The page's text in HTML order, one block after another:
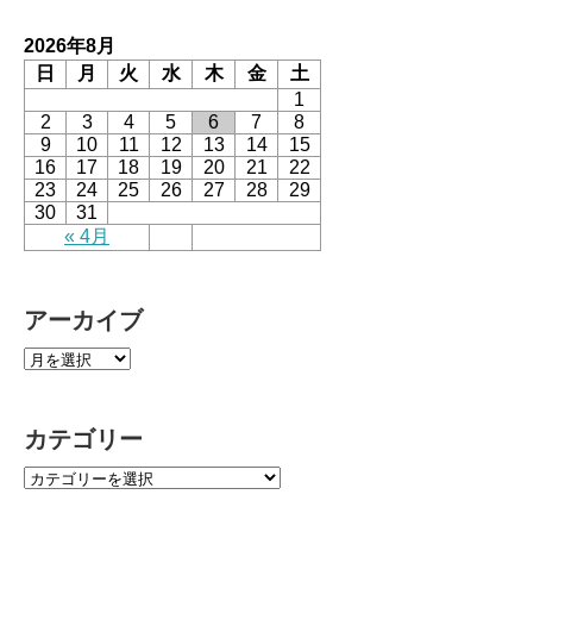
2026年8月
日
月 火 水 木 金 土
« 4月
1
2
3 4 5 6 7
8
9
10 11 12 13 14
15
16
17 18 19 20 21
22
23
24 25 26 27 28
29
30
31
アーカイブ
カテゴリー